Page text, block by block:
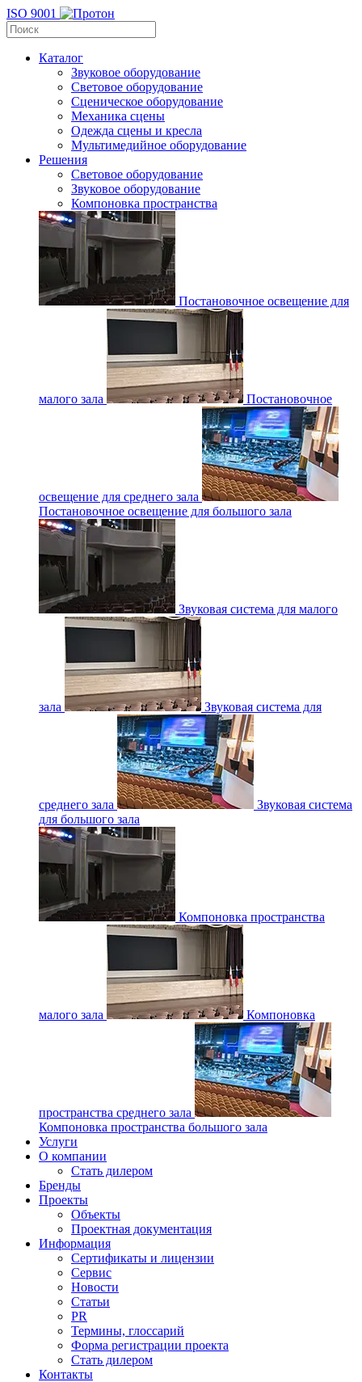
ISO 9001
Каталог
Звуковое оборудование
Световое оборудование
Сценическое оборудование
Механика сцены
Одежда сцены и кресла
Мультимедийное оборудование
Решения
Световое оборудование
Звуковое оборудование
Компоновка пространства
Постановочное освещение для
малого зала Постановочное
освещение для среднего зала
Постановочное освещение для большого зала
Звуковая система для малого
зала Звуковая система для
среднего зала
Звуковая система
для большого зала
Компоновка пространства
малого зала Компоновка
пространства среднего зала
Компоновка пространства большого зала
Услуги
О компании
Стать дилером
Бренды
Проекты
Объекты
Проектная документация
Информация
Сертификаты и лицензии
Сервис
Новости
Статьи
PR
Термины, глоссарий
Форма регистрации проекта
Стать дилером
Контакты